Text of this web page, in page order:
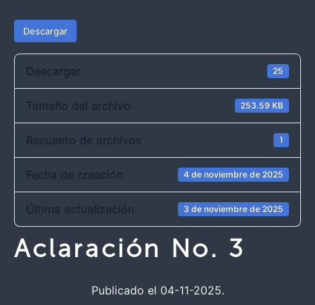
Descargar
Descargar 25
Tamaño del archivo 253.59 KB
Recuento de archivos 1
Fecha de creación 4 de noviembre de 2025
Última actualización 3 de noviembre de 2025
Aclaración No. 3
Publicado el 04-11-2025.